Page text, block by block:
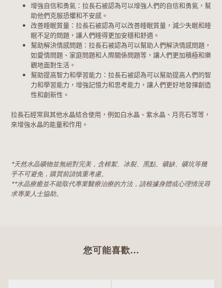
增強自信和勇氣：拉長石被認為可以增強人們的自信和勇氣，幫
助他們克服恐懼和不安感。
改善睡眠質量：拉長石被認為可以改善睡眠質量，減少失眠和睡
眠不足的問題，讓人們睡得更加安穩和舒適。
幫助解決情感問題：拉長石被認為可以幫助人們解決情感問題，
如愛情問題、家庭問題和人際關係問題等，讓人們更加積極和樂
觀地面對生活。
幫助提高智力和學習能力：拉長石被認為可以幫助提高人們的智
力和學習能力，增強記憶力和思考能力，讓人們更好地發揮創造
性和創新性。
拉長石經常與其他水晶結合使用，例如白水晶、紫水晶、月亮石等等，
來增強水晶的能量和作用。
*天然水晶礦物並無絕對完美，含棉絮、冰裂、黑點、礦缺、礦坑等幾
乎不可避免，購買前請慎重考慮。
**水晶療癒並不能取代專業醫療治療的方法，請根據身體或心理情況尋
求專業人士協助。
您可能喜歡...